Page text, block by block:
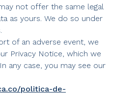
not offer the same legal
as yours. We do so under
of an adverse event, we
Privacy Notice, which we
any case, you may see our
politica-de-